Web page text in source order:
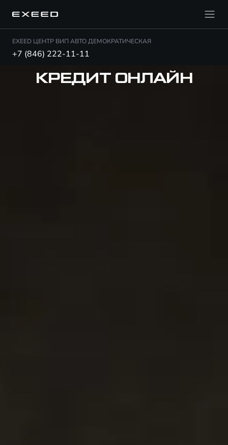
EXEED ЦЕНТР ВИП АВТО ДЕМОКРАТИЧЕСКАЯ
+7 (846) 222-11-11
КРЕДИТ ОНЛАЙН